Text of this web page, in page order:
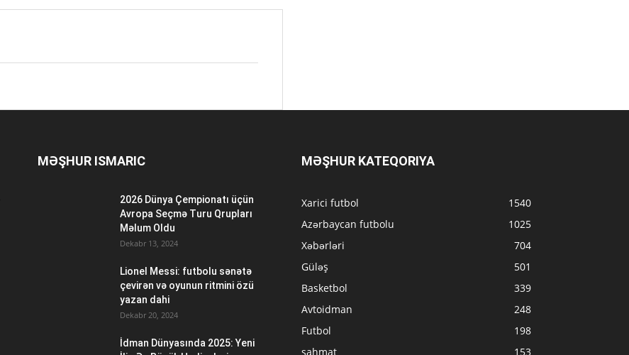
MƏŞHUR ISMARIC
2026 Dünya Çempionatı üçün
Avropa Seçmə Turu Qrupları
Məlum Oldu
Dekabr 13, 2024
Lionel Messi: futbolu sənətə
çevirən və oyunun ritmini özü
yazan dahi
Dekabr 20, 2024
İdman Dünyasında 2025: Yeni
MƏŞHUR KATEQORIYA
Xarici futbol
1540
Azərbaycan futbolu
1025
Xəbərləri
704
Güləş
501
Basketbol
339
Avtoidman
248
Futbol
198
şahmat
153